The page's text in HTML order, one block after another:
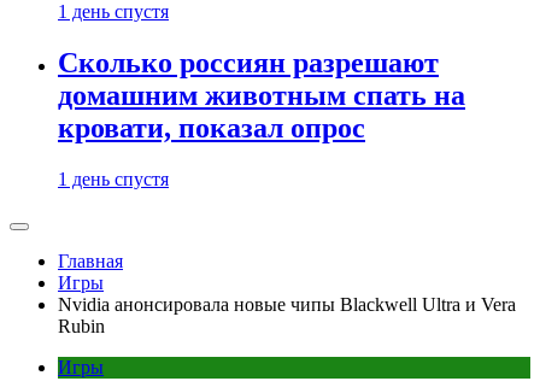
1 день спустя
Сколько россиян разрешают
домашним животным спать на
кровати, показал опрос
1 день спустя
Главная
Игры
Nvidia анонсировала новые чипы Blackwell Ultra и Vera
Rubin
Игры